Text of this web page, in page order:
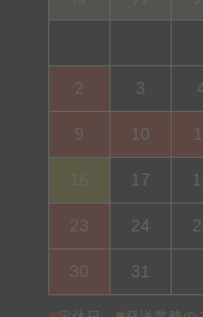
2 3
9 10
16 17
23 24
30 31